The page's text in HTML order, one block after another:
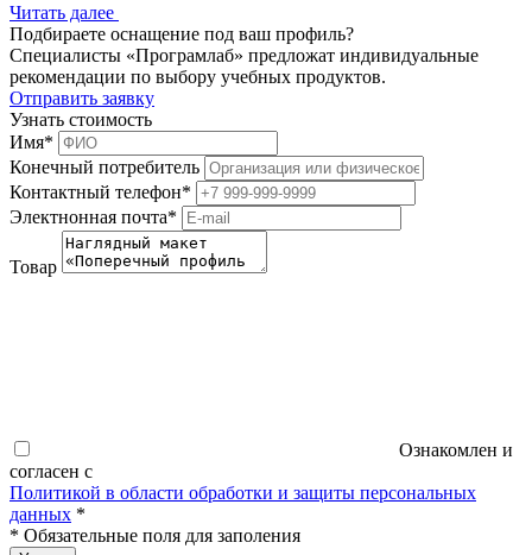
Читать далее
Подбираете оснащение под ваш профиль?
Специалисты «Програмлаб» предложат индивидуальные
рекомендации по выбору учебных продуктов.
Отправить заявку
Узнать стоимость
Имя*
Конечный потребитель
Контактный телефон*
Электнонная почта*
Товар
Ознакомлен и
согласен с
Политикой в области обработки и защиты персональных
данных *
* Обязательные поля для заполения